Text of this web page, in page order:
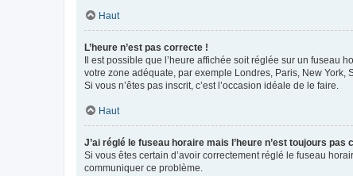
Haut
L’heure n’est pas correcte !
Il est possible que l’heure affichée soit réglée sur un fuseau
votre zone adéquate, par exemple Londres, Paris, New York,
Si vous n’êtes pas inscrit, c’est l’occasion idéale de le faire.
Haut
J’ai réglé le fuseau horaire mais l’heure n’est toujours pas
Si vous êtes certain d’avoir correctement réglé le fuseau
communiquer ce problème.